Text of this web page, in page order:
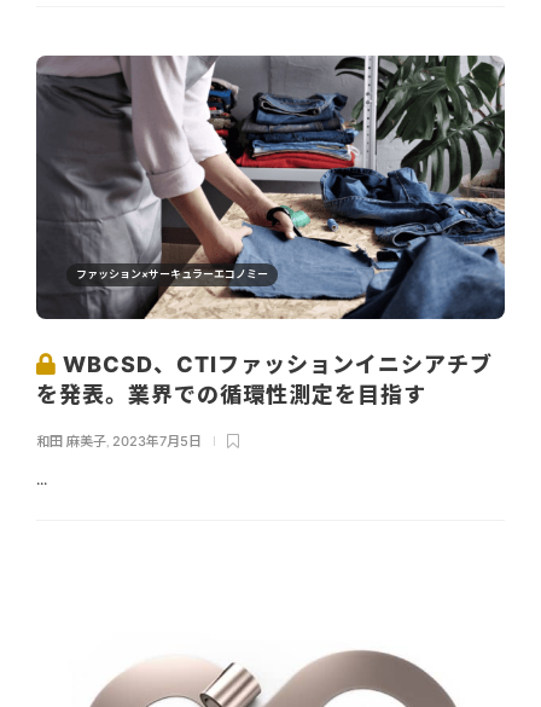
ファッション×サーキュラーエコノミー
WBCSD、CTIファッションイニシアチブ
を発表。業界での循環性測定を目指す
和田 麻美子, 2023年7月5日
...